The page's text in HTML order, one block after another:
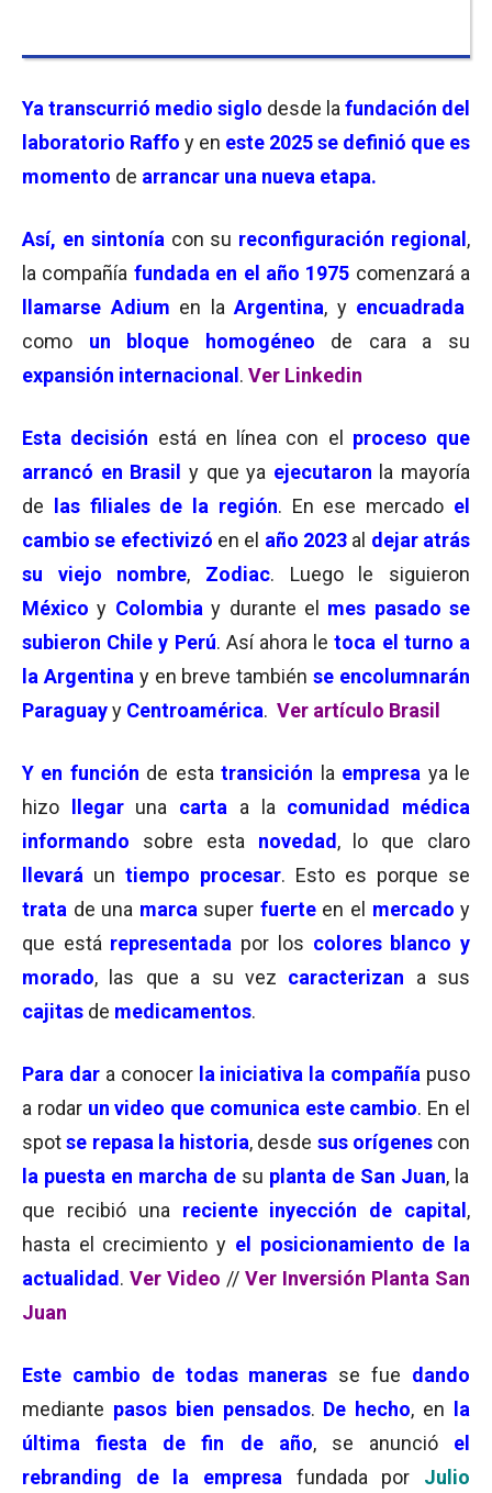
Ya transcurrió medio siglo desde la fundación del
laboratorio Raffo y en este 2025 se definió que es
momento de arrancar una nueva etapa.
Así, en sintonía con su reconfiguración regional ,
la compañía fundada en el año 1975 comenzará a
llamarse Adium en la Argentina, yencuadrada
como un bloque homogéneo de cara a su
expansión internacional . Ver Linkedin
Esta decisión está en línea con el proceso que
arrancó en Brasil y que ya ejecutaron la mayoría
de las filiales de la región. En ese mercado el
cambio se efectivizó en el año 2023 al dejar atrás
su viejo nombre, Zodiac. Luego le siguieron
México y Colombia y durante el mes pasado se
subieron Chile y Perú. Así ahora letoca el turno a
la Argentina y en breve tambiénse encolumnarán
Paraguayy Centroamérica. Ver artículo Brasil
Y en función de estatransición la empresa ya le
hizo
llegar una carta a la comunidad médica
informando
sobre esta novedad , lo que claro
llevará un tiempo procesar. Esto es porque se
trata de una marca super fuerte en el mercado y
que está representada por los colores blanco y
morado, las que a su vez caracterizan
a sus
cajitas de medicamentos.
Para dar a conocerla iniciativa la compañía puso
a rodar un video que comunica este cambio. En el
spotse repasa la historia, desde sus orígenes con
la puesta en marcha de su planta de San Juan, la
que recibió una reciente inyección de capital ,
hasta el crecimiento y el posicionamiento de la
actualidad . Ver Video // Ver Inversión Planta San
Juan
Este cambio de todas maneras se fue dando
mediante pasos bien pensados. De hecho, en la
última fiesta de fin de año, se anunció el
rebranding de la empresa fundada por Julio